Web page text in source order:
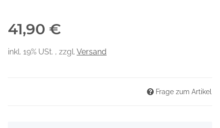
41,90 €
inkl. 19% USt. , zzgl. Versand
Frage zum Artikel